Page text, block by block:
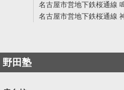
名古屋市営地下鉄桜通線
名古屋市営地下鉄桜通線
野田塾